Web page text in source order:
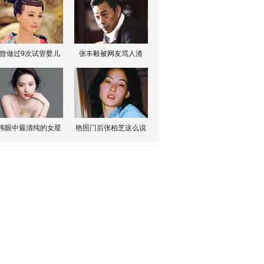
做过9次试管婴儿 张丰毅被网友骂人渣
眼中最清纯的女星 艳照门后张柏芝这么说